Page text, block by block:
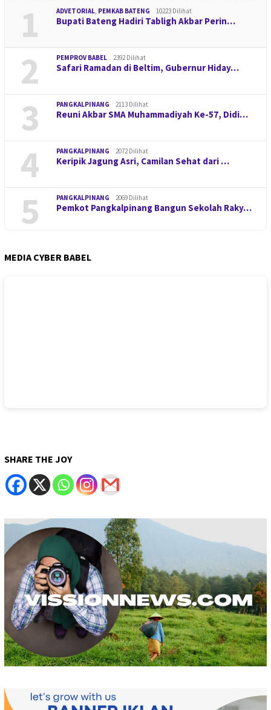
1 ADVETORIAL, PEMKAB BATENG 10223 Dilihat
Bupati Bateng Hadiri Tabligh Akbar Perin…
2 PEMPROV BABEL 2392 Dilihat
Safari Ramadan di Beltim, Gubernur Hiday…
3 PANGKALPINANG 2113 Dilihat
Reuni Akbar SMA Muhammadiyah Ke-57, Didi…
4 PANGKALPINANG 2072 Dilihat
Keripik Jagung Asri, Camilan Sehat dari …
5 PANGKALPINANG 2069 Dilihat
Pemkot Pangkalpinang Bangun Sekolah Raky…
MEDIA CYBER BABEL
SHARE THE JOY